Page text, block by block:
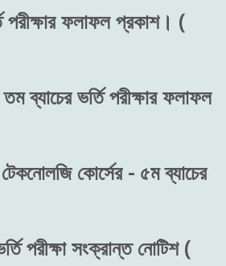
পরীক্ষার ফলাফল প্রকাশ। (
ব্যাচের ভর্তি পরীক্ষার ফলাফল
কোর্সের - ৫ম ব্যাচের
পরীক্ষা সংক্রান্ত নোটিশ (